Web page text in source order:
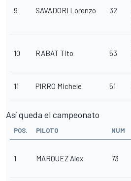
9 SAVADORI Lorenzo 32
10 RABAT Tito 53
11 PIRRO Michele 51
Así queda el campeonato
POS. PILOTO NUM
1 MARQUEZ Alex 73